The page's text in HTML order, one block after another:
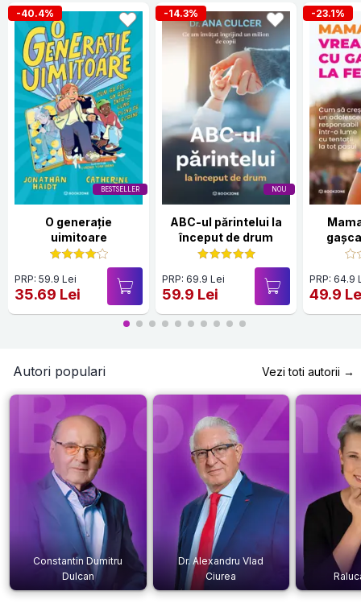
BESTSELLER
-40.4%
O generație
uimitoare
PRP: 59.9 Lei
35.69 Lei
NOU
-14.3%
ABC-ul părintelui la
început de drum
PRP: 69.9 Lei
59.9 Lei
-23.1%
PRP: 64.9
49.9
Autori populari Vezi toti autorii →
Constantin Dumitru
Dulcan
Dr. Alexandru Vlad
Ciurea